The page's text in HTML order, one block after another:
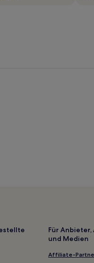
Für
und Medien
Affiliate-